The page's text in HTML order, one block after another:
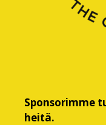
Sponsorimme
heitä.